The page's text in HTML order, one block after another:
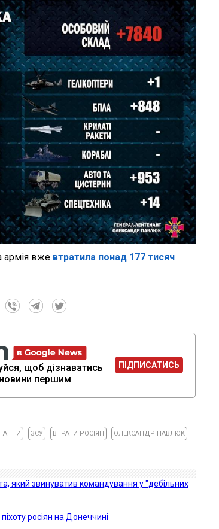
армія вже втратила понад 177 тисяч
щоб дізнаватись
новини першим
ПІДПИСАТИСЬ
ЗСУ ВТРАТИ РОСІЯН ОЛЕКСАНДР ПАВЛЮК
який звинуватив командування у "дебільних
росіян на Донеччині